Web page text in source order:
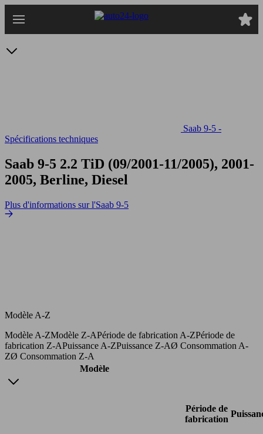
au
Saab 9-5 -
Spécifications techniques
Saab 9-5 2.2 TiD (09/2001-11/2005), 2001-
2005, Berline, Diesel
Plus d'informations sur l'Saab 9-5
Modèle A-Z
Modèle A-ZModèle Z-APériode de fabrication A-ZPériode de
fabrication Z-APuissance A-ZPuissance Z-AØ Consommation A-
ZØ Consommation Z-A
Modèle
Période de
fabrication